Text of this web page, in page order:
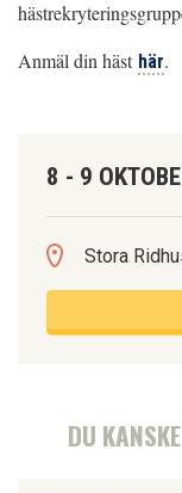
Anmäl din häst här.
8 - 9
Stora
DU